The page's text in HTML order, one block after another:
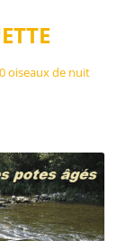
oiseaux de nuit